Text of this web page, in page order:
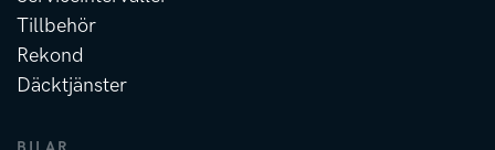
Tillbehör
Rekond
Däcktjänster